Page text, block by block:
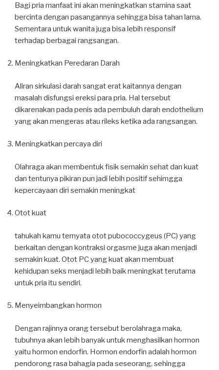
Bagi pria manfaat ini akan meningkatkan stamina saat
bercinta dengan pasangannya sehingga bisa tahan lama.
Sementara untuk wanita juga bisa lebih responsif
terhadap berbagai rangsangan.
Meningkatkan Peredaran Darah
Aliran sirkulasi darah sangat erat kaitannya dengan
masalah disfungsi ereksi para pria. Hal tersebut
dikarenakan pada penis ada pembuluh darah endothelium
yang akan mengeras atau rileks ketika ada rangsangan.
Meningkatkan percaya diri
Olahraga akan membentuk fisik semakin sehat dan kuat
dan tentunya pikiran pun jadi lebih positif sehimgga
kepercayaan diri semakin meningkat
Otot kuat
tahukah kamu ternyata otot pubococcygeus (PC) yang
berkaitan dengan kontraksi orgasme juga akan menjadi
semakin kuat. Otot PC yang kuat akan membuat
kehidupan seks menjadi lebih baik meningkat terutama
untuk pria itu sendiri.
Menyeimbangkan hormon
Dengan rajinnya orang tersebut berolahraga maka,
tubuhnya akan lebih banyak untuk menghasilkan hormon
yaitu hormon endorfin. Hormon endorfin adalah hormon
pendorong rasa bahagia pada seseorang, sehingga